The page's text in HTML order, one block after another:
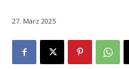
27. März 2025